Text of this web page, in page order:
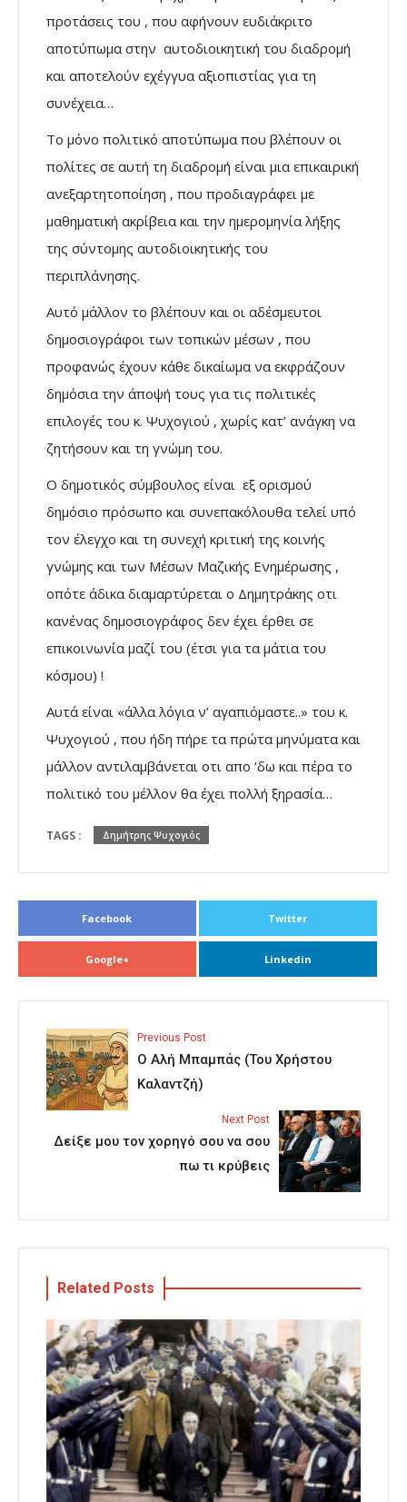
προτάσεις του , που αφήνουν ευδιάκριτο
αποτύπωμα στην αυτοδιοικητική του διαδρομή
και αποτελούν εχέγγυα αξιοπιστίας για τη
συνέχεια…
Το μόνο πολιτικό αποτύπωμα που βλέπουν οι
πολίτες σε αυτή τη διαδρομή είναι μια επικαιρική
ανεξαρτητοποίηση , που προδιαγράφει με
μαθηματική ακρίβεια και την ημερομηνία λήξης
της σύντομης αυτοδιοικητικής του
περιπλάνησης.
Αυτό μάλλον το βλέπουν και οι αδέσμευτοι
δημοσιογράφοι των τοπικών μέσων , που
προφανώς έχουν κάθε δικαίωμα να εκφράζουν
δημόσια την άποψή τους για τις πολιτικές
επιλογές του κ. Ψυχογιού , χωρίς κατ’ ανάγκη να
ζητήσουν και τη γνώμη του.
Ο δημοτικός σύμβουλος είναι εξ ορισμού
δημόσιο πρόσωπο και συνεπακόλουθα τελεί υπό
τον έλεγχο και τη συνεχή κριτική της κοινής
γνώμης και των Μέσων Μαζικής Ενημέρωσης ,
οπότε άδικα διαμαρτύρεται ο Δημητράκης οτι
κανένας δημοσιογράφος δεν έχει έρθει σε
επικοινωνία μαζί του (έτσι για τα μάτια του
κόσμου) !
Αυτά είναι «άλλα λόγια ν’ αγαπιόμαστε..» του κ.
Ψυχογιού , που ήδη πήρε τα πρώτα μηνύματα και
μάλλον αντιλαμβάνεται οτι απο ‘δω και πέρα το
πολιτικό του μέλλον θα έχει πολλή ξηρασία…
TAGS : Δημήτρης Ψυχογιός
Facebook Twitter
Google+ Linkedin
Previous Post
Ο Αλή Μπαμπάς (Του Χρήστου
Καλαντζή)
Next Post
Δείξε μου τον χορηγό σου να σου
πω τι κρύβεις
Related Posts